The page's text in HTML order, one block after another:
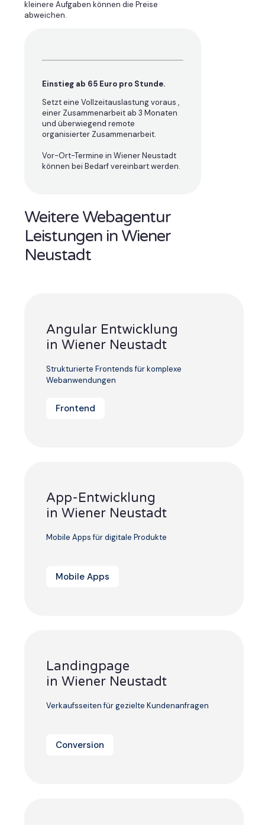
kleinere Aufgaben können die Preise
abweichen.
Einstieg ab 65 Euro pro Stunde.
Setzt eine Vollzeitauslastung voraus ,
einer Zusammenarbeit ab 3 Monaten
und überwiegend remote
organisierter Zusammenarbeit.
Vor-Ort-Termine in Wiener Neustadt
können bei Bedarf vereinbart werden.
Weitere Webagentur
Leistungen in Wiener
Neustadt
Angular Entwicklung
in Wiener Neustadt
Strukturierte Frontends für komplexe
Webanwendungen
Frontend
App-Entwicklung
in Wiener Neustadt
Mobile Apps für digitale Produkte
Mobile Apps
Landingpage
in Wiener Neustadt
Verkaufsseiten für gezielte Kundenanfragen
Conversion